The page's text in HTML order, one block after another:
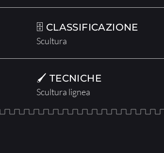
🗄 CLASSIFICAZIONE
Scultura
🖌 TECNICHE
Scultura lignea